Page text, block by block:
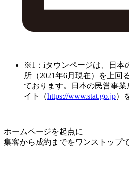
※1：iタウンページは、日本
所（2021年6月現在）を上回
ております。日本の民営事
イト（https://www.stat.go.jp）
ホームページを起点に
集客から成約までをワンストップ